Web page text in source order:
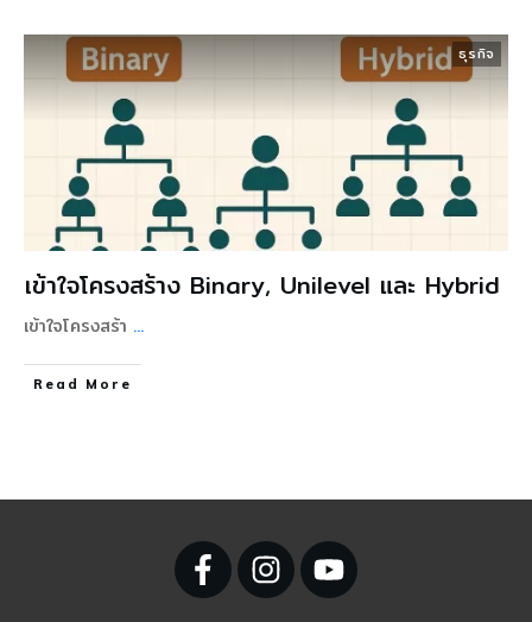
ธุรกิจ
เข้าใจโครงสร้าง Binary, Unilevel และ Hybrid
เข้าใจโครงสร้า ...
Read More